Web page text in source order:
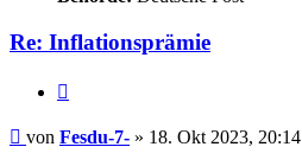
Re: Inflationsprämie
Beitrag
von Fesdu-7- » 18. Okt 2023, 20:14